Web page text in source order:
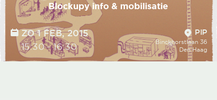
Blockupy info & mobilisatie
DATE
ZO 1 FEB, 2015
TIME
15:30-16:30
Location
PIP
Binckhorstlaan 36
Den Haag